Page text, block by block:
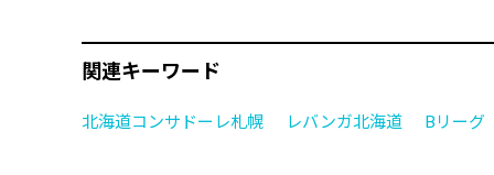
関連キーワード
北海道コンサドーレ札幌 レバンガ北海道 Bリーグ